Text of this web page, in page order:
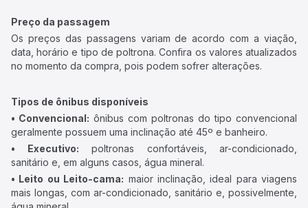
Preço da passagem
Os preços das passagens variam de acordo com a viação,
data, horário e tipo de poltrona. Confira os valores atualizados
no momento da compra, pois podem sofrer alterações.
Tipos de ônibus disponíveis
• Convencional: ônibus com poltronas do tipo convencional
geralmente possuem uma inclinação até 45º e banheiro.
• Executivo: poltronas confortáveis, ar-condicionado,
sanitário e, em alguns casos, água mineral.
• Leito ou Leito-cama: maior inclinação, ideal para viagens
mais longas, com ar-condicionado, sanitário e, possivelmente,